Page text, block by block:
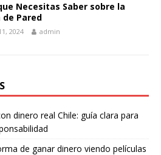
Necesitas Saber sobre la
de Pared
2024 admin
dinero real Chile: guía clara para
de ganar dinero viendo películas